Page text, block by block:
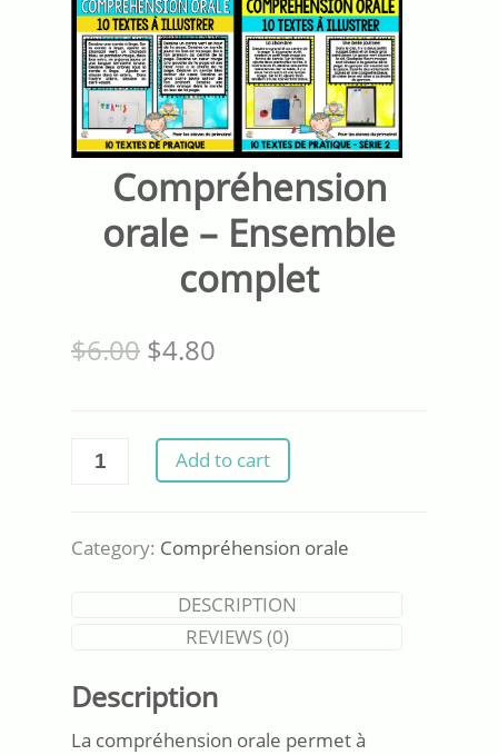
Compréhension
orale – Ensemble
complet
$6.00 $4.80
Compréhension
Ensemble
Add to cart
Category: Compréhension orale
DESCRIPTION
REVIEWS (0)
Description
La compréhension orale permet à